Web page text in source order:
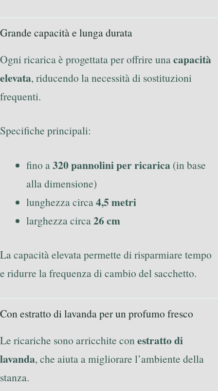
Grande capacità e lunga durata
Ogni ricarica è progettata per offrire unacapacità
elevata, riducendo la necessità di sostituzioni
frequenti.
Specifiche principali:
fino a320 pannolini per ricarica (in base
alla dimensione)
lunghezza circa4,5 metri
larghezza circa26 cm
La capacità elevata permette di risparmiare tempo
e ridurre la frequenza di cambio del sacchetto.
Con estratto di lavanda per un profumo fresco
Le ricariche sono arricchite con estratto di
lavanda, che aiuta a migliorare l’ambiente della
stanza.